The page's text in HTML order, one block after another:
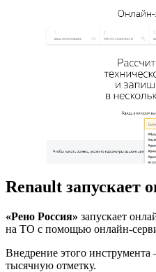
Renault запускает
«Рено Россия» запускает
на ТО с помощью онлайн-
Внедрение этого
тысячную отметку.